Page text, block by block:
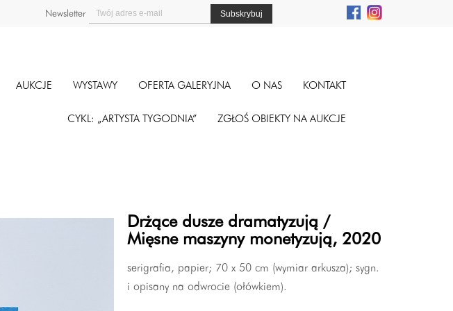
Newsletter
AUKCJE WYSTAWY OFERTA GALERYJNA O NAS KONTAKT
CYKL: „ARTYSTA TYGODNIA” ZGŁOŚ OBIEKTY NA AUKCJE
Drżące dusze dramatyzują /
Mięsne maszyny monetyzują, 2020
serigrafia, papier; 70 x 50 cm (wymiar arkusza); sygn.
i opisany na odwrocie (ołówkiem).